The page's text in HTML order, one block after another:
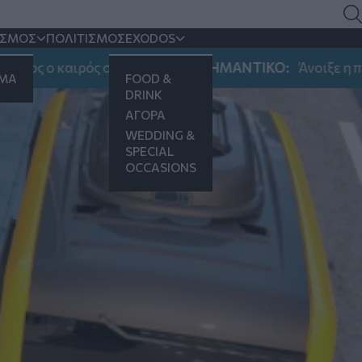
ΠΟΛΙΤΙΣΜΟΣEXODOS
FOOD &
DRINK
ΑΓΟΡΑ
WEDDING &
SPECIAL
OCCASIONS
στη Μακεδονία ΣΗΜΑΝΤΙΚΟ: Άνοιξε η πλατφόρμα